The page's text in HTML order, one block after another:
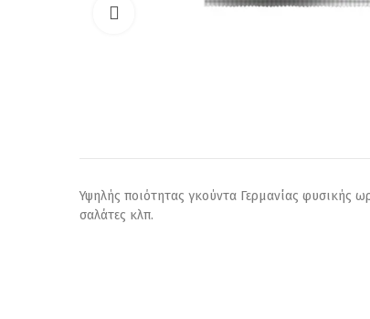
Υψηλής ποιότητας γκούντα Γερμανίας φυσικής
σαλάτες κλπ.